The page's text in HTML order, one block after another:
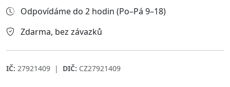
Odpovídáme do 2 hodin (Po–Pá 9–18)
Zdarma, bez závazků
IČ: 27921409 | DIČ: CZ27921409